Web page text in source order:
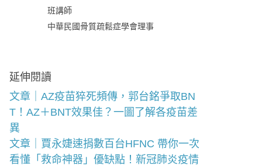
班講師
中華民國骨質疏鬆症學會理事
延伸閱讀
文章｜AZ疫苗猝死頻傳，郭台銘爭取BN
T！AZ＋BNT效果佳？一圖了解各疫苗差
異
文章｜賈永婕速捐數百台HFNC 帶你一次
看懂「救命神器」優缺點！新冠肺炎疫情